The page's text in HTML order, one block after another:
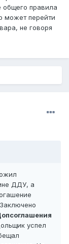
общего правила
может перейти
не говоря
ДДУ, а
успел